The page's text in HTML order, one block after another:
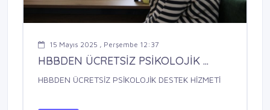
15 Mayıs 2025 , Perşembe 12:37
HBBDEN ÜCRETSİZ PSİKOLOJİK ...
HBBDEN ÜCRETSİZ PSİKOLOJİK DESTEK HİZMETİ